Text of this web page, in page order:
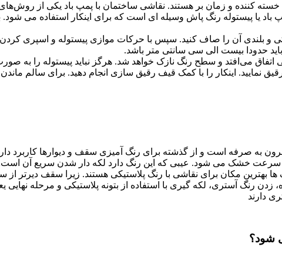
کننده و زمان بر هستند. نقاشی ساختمان با پمپ باد یکی از روش‌های
یا پیستوله رنگ پاش وسیله ای است که برای اینکار استفاده می‌ شود.
و پستی و بلندی آن را صاف کنید. سپس با حرکات موازی پیستوله و
حدودا بیست الی سی سانتی متر باشد.
اتفاق می‌افتد و سطح رنگ نازک خواهد شد. هرگز نباید پیستوله را به
نمایید. اینکار را با کمک قیف رقیق سازی انجام دهید. برای سالم
به صرفه است و از گذشته برای رنگ آمیزی سقف و دیوارها کاربرد
سرعت خشک می شود. عیبی که این رنگ دارد لکه دار شدن سریع آن
بهترین مکان برای نقاشی با رنگ پلاستیکی هستند. زیرا سقف دیرتر
رنگ آستری، لکه گیری با استفاده از بتونه پلاستیکی و مرحله
دارند
شود؟